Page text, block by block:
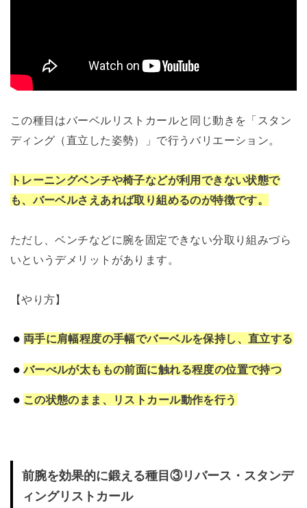
この種目はバーベルリストカールと同じ動きを「スタン
ディング（直立した姿勢）」で行うバリエーション。
トレーニングベンチや椅子などが利用できない状態で
も、バーベルさえあれば取り組めるのが特徴です。
ただし、ベンチなどに腕を固定できない分取り組みづら
いというデメリットがあります。
【やり方】
両手に肩幅程度の手幅でバーベルを保持し、直立する
バーべルが太ももの前面に触れる程度の位置で持つ
この状態のまま、リストカール動作を行う
前腕を効果的に鍛える種目③リバース・スタンデ
ィングリストカール